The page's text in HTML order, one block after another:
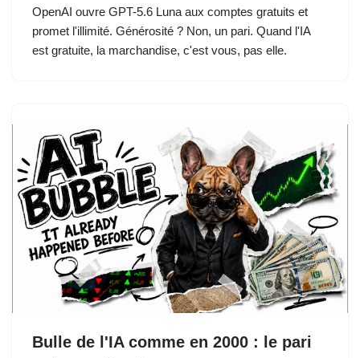
OpenAI ouvre GPT-5.6 Luna aux comptes gratuits et
promet l'illimité. Générosité ? Non, un pari. Quand l'IA
est gratuite, la marchandise, c'est vous, pas elle.
Bulle de l'IA comme en 2000 : le pari